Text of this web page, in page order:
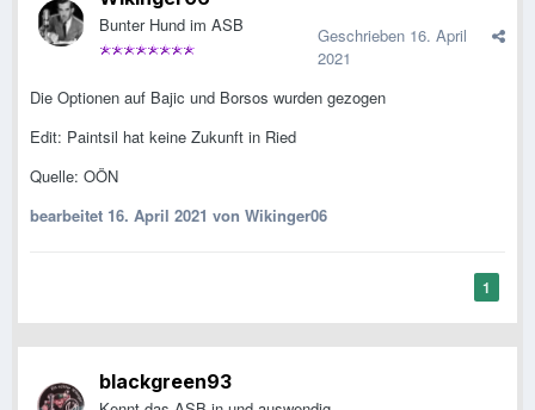
Bunter Hund im ASB Geschrieben 16. April
2021
Die Optionen auf Bajic und Borsos wurden gezogen
Edit: Paintsil hat keine Zukunft in Ried
Quelle: OÖN
bearbeitet 16. April 2021 von Wikinger06
1
blackgreen93